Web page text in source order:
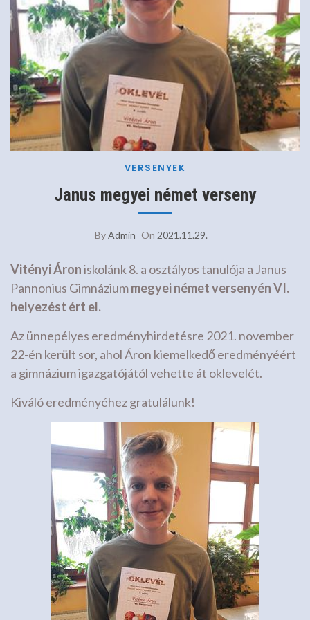
VERSENYEK
Janus megyei német verseny
ByAdmin On 2021.11.29.
Vitényi Ároniskolánk 8. a osztályos tanulója a Janus
Pannonius Gimnáziummegyei német versenyén VI.
helyezést ért el.
Az ünnepélyes eredményhirdetésre 2021. november
22-én került sor, ahol Áron kiemelkedő eredményéért
a gimnázium igazgatójától vehette át oklevelét.
Kiváló eredményéhez gratulálunk!